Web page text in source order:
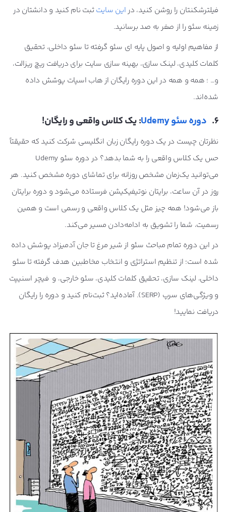
فیلترشکنتان را روشن کنید، در این سایتثبت نام کنید و دانشتان در
زمینه سئو را از صفر به صد برسانید.
از مفاهیم اولیه و اصول پایه ای سئو گرفته تا سئو داخلی، تحقیق
کلمات کلیدی، لینک سازی، بهینه سازی سایت برای دریافت ریچ ریزالت،
و… ؛ همه و همه در این دوره رایگان از هاب اسپات پوشش داده
شده‌اند.
6. دوره سئو Udemy : یک کلاس واقعی و رایگان!
نظرتان چیست در یک دوره رایگان زبان انگلیسی شرکت کنید که حقیقتاً
حس یک کلاس واقعی را به شما بدهد؟ در دوره سئو Udemy
می‌توانید یک‌زمان مشخص روزانه برای تماشای دوره مشخص کنید. هر
روز در آن ساعت، برایتان نوتیفیکیشن فرستاده می‌شود و دوره برایتان
باز می‌شود! همه چیز مثل یک کلاس واقعی و رسمی است و همین
رسمیت، شما را تشویق به ادامه‌دادن مسیر می‌کند.
در این دوره تمام مباحث سئو از شیر مرغ تا جان آدمیزاد پوشش داده
شده است؛ از تنظیم استراتژی و انتخاب مخاطبین هدف گرفته تا سئو
داخلی، لینک سازی، تحقیق کلمات کلیدی، سئو خارجی، و فیچر اسنیپت
و ویژگی‌های سرپ (SERP). آماده‌اید؟ ثبت‌نام کنید و دوره را رایگان
دریافت نمایید!